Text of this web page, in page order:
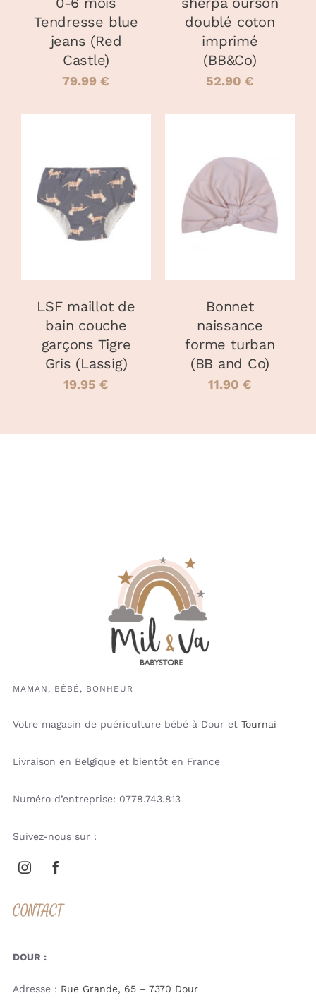
Tendresse blue
jeans (Red
Castle)
79.99€
doublé coton
imprimé
(BB&Co)
52.90 €
CHOIX DES
OPTIONS CE
PRODUIT
A
PLUSIEURS
PEUVENT
ÊTRE
CHOISIES
SUR
LA
PAGE
DU
DÉTAILS
LSF maillot de
bain couche
garçons Tigre
Gris (Lassig)
19.95 €
CHOIX DES
OPTIONS CE
PRODUIT
A
PEUVENT
ÊTRE
CHOISIES
SUR
LA
PAGE
DU
/
DÉTAILS
Bonnet
naissance
forme turban
(BB and Co)
11.90 €
MAMAN, BÉBÉ, BONHEUR
Votre magasin de puériculture bébé à Dour et Tournai
Livraison en Belgique et bientôt en France
Numéro d’entreprise: 0778.743.813
Suivez-nous sur :
CONTACT
DOUR :
Adresse : Rue Grande, 65 – 7370 Dour